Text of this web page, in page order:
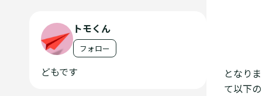
トモくん
フォロー
どもです
となり
て以下